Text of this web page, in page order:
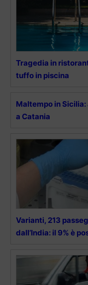
Tragedia in
tuffo in piscina
Maltempo in
a Catania
Varianti, 213
dall’India: il 9% è